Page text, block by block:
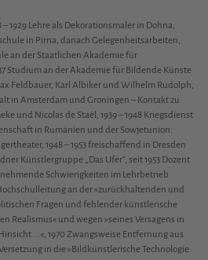
– 1929 Lehre als Dekorationsmaler in Dohna,
in Pirna, danach Gelegenheitsarbeiten,
an der Staatlichen Akademie für
Studium an der Akademie für Bildende Künste
Feldbauer, Karl Albiker und Wilhelm Rudolph,
in Amsterdam und Groningen – Kontakt zu
und Nicolas de Staël, 1939 – 1948 Kriegsdienst
in Rumänien und der Sowjetunion:
1948 – 1953 freischaffend in Dresden
Künstlergruppe „Das Ufer“, seit 1953 Dozent
Schwierigkeiten im Lehrbetrieb
an der »zurückhaltenden und
Fragen und fehlender künstlerische
Realismus« und wegen »seines Versagens in
...«, 1970 Zwangsweise Entfernung aus
in die »Bildkünstlerische Technologie